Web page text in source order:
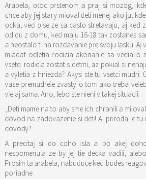
Arabela, otoc prstenom a praj si mozog,
chce aby jej stary mioval deti menej ako ju,
ocka, ved pise ze sa casto stretavaju, aj ked
odidu z domu, ked maju 16-18 tak zostanes
a neostalo ti na rozdavanie pre svoju lasku. Aj
mladat odletia rodicia akonahle sa vedia o
vsetci rodicia zostat s detmi, az pokial si
a vyletia z hniezda? Akysi ste tu vsetci mudri.
vase premudrele zvasty o tom ako treba
vie aj sama. Ano, lebo ste nieni v takej situacii.
„Deti mame na to aby sme ich chranili a
dovod na zadovazenie si deti! Aj priroda je tu
dovody?
A precitaj si do coho isla a po akej
nespomenula ze by jej tie decka vadili,
Prosim ta arabela, nabuduce ked budes
poriadne.